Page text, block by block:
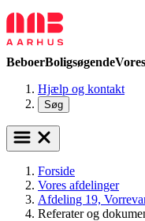
BeboerBoligsøgende
Hjælp og kontakt
Søg
Forside
Vores afdelinger
Afdeling 19,
Referater og